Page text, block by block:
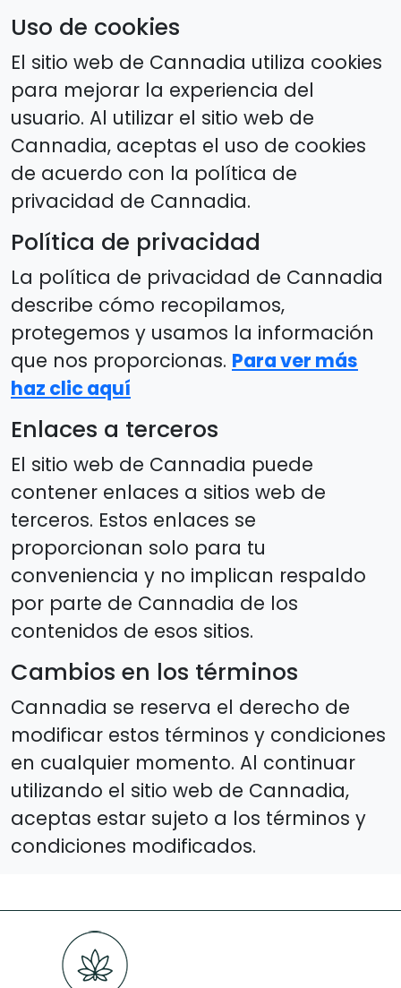
Uso de cookies
El sitio web de Cannadia utiliza cookies
para mejorar la experiencia del
usuario. Al utilizar el sitio web de
Cannadia, aceptas el uso de cookies
de acuerdo con la política de
privacidad de Cannadia.
Política de privacidad
La política de privacidad de Cannadia
describe cómo recopilamos,
protegemos y usamos la información
que nos proporcionas. Para ver más
haz clic aquí
Enlaces a terceros
El sitio web de Cannadia puede
contener enlaces a sitios web de
terceros. Estos enlaces se
proporcionan solo para tu
conveniencia y no implican respaldo
por parte de Cannadia de los
contenidos de esos sitios.
Cambios en los términos
Cannadia se reserva el derecho de
modificar estos términos y condiciones
en cualquier momento. Al continuar
utilizando el sitio web de Cannadia,
aceptas estar sujeto a los términos y
condiciones modificados.